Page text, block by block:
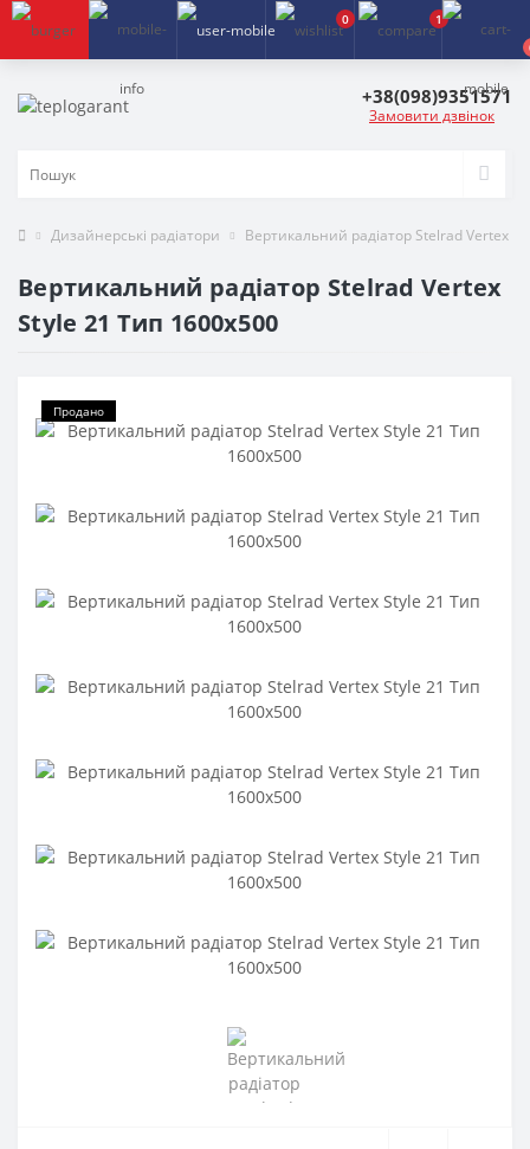
0
1
+38(098)9351571
Замовити дзвінок
Дизайнерські радіатори Вертикальний радіатор Stelrad Vertex
Вертикальний радіатор Stelrad Vertex
Style 21 Тип 1600х500
Продано